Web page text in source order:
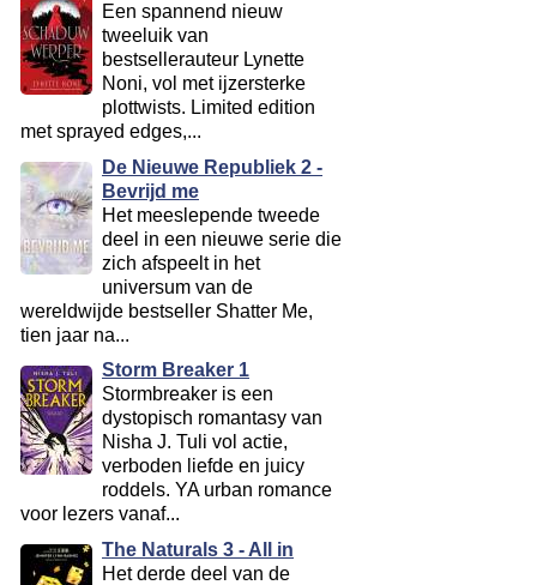
Een spannend nieuw
tweeluik van
bestsellerauteur Lynette
Noni, vol met ijzersterke
plottwists. Limited edition
met sprayed edges,...
De Nieuwe Republiek 2 -
Bevrijd me
Het meeslepende tweede
deel in een nieuwe serie die
zich afspeelt in het
universum van de
wereldwijde bestseller Shatter Me,
tien jaar na...
Storm Breaker 1
Stormbreaker is een
dystopisch romantasy van
Nisha J. Tuli vol actie,
verboden liefde en juicy
roddels. YA urban romance
voor lezers vanaf...
The Naturals 3 - All in
Het derde deel van de